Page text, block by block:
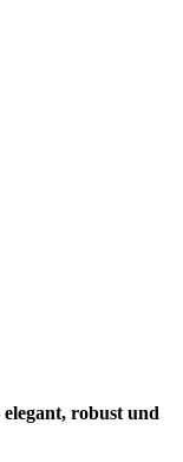
robust und